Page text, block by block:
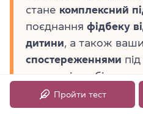
стане комплексний
поєднання фідбеку
дитини, а також
спостереженнями
домашніх робіт, а
підручників малечі.
Пройти тест